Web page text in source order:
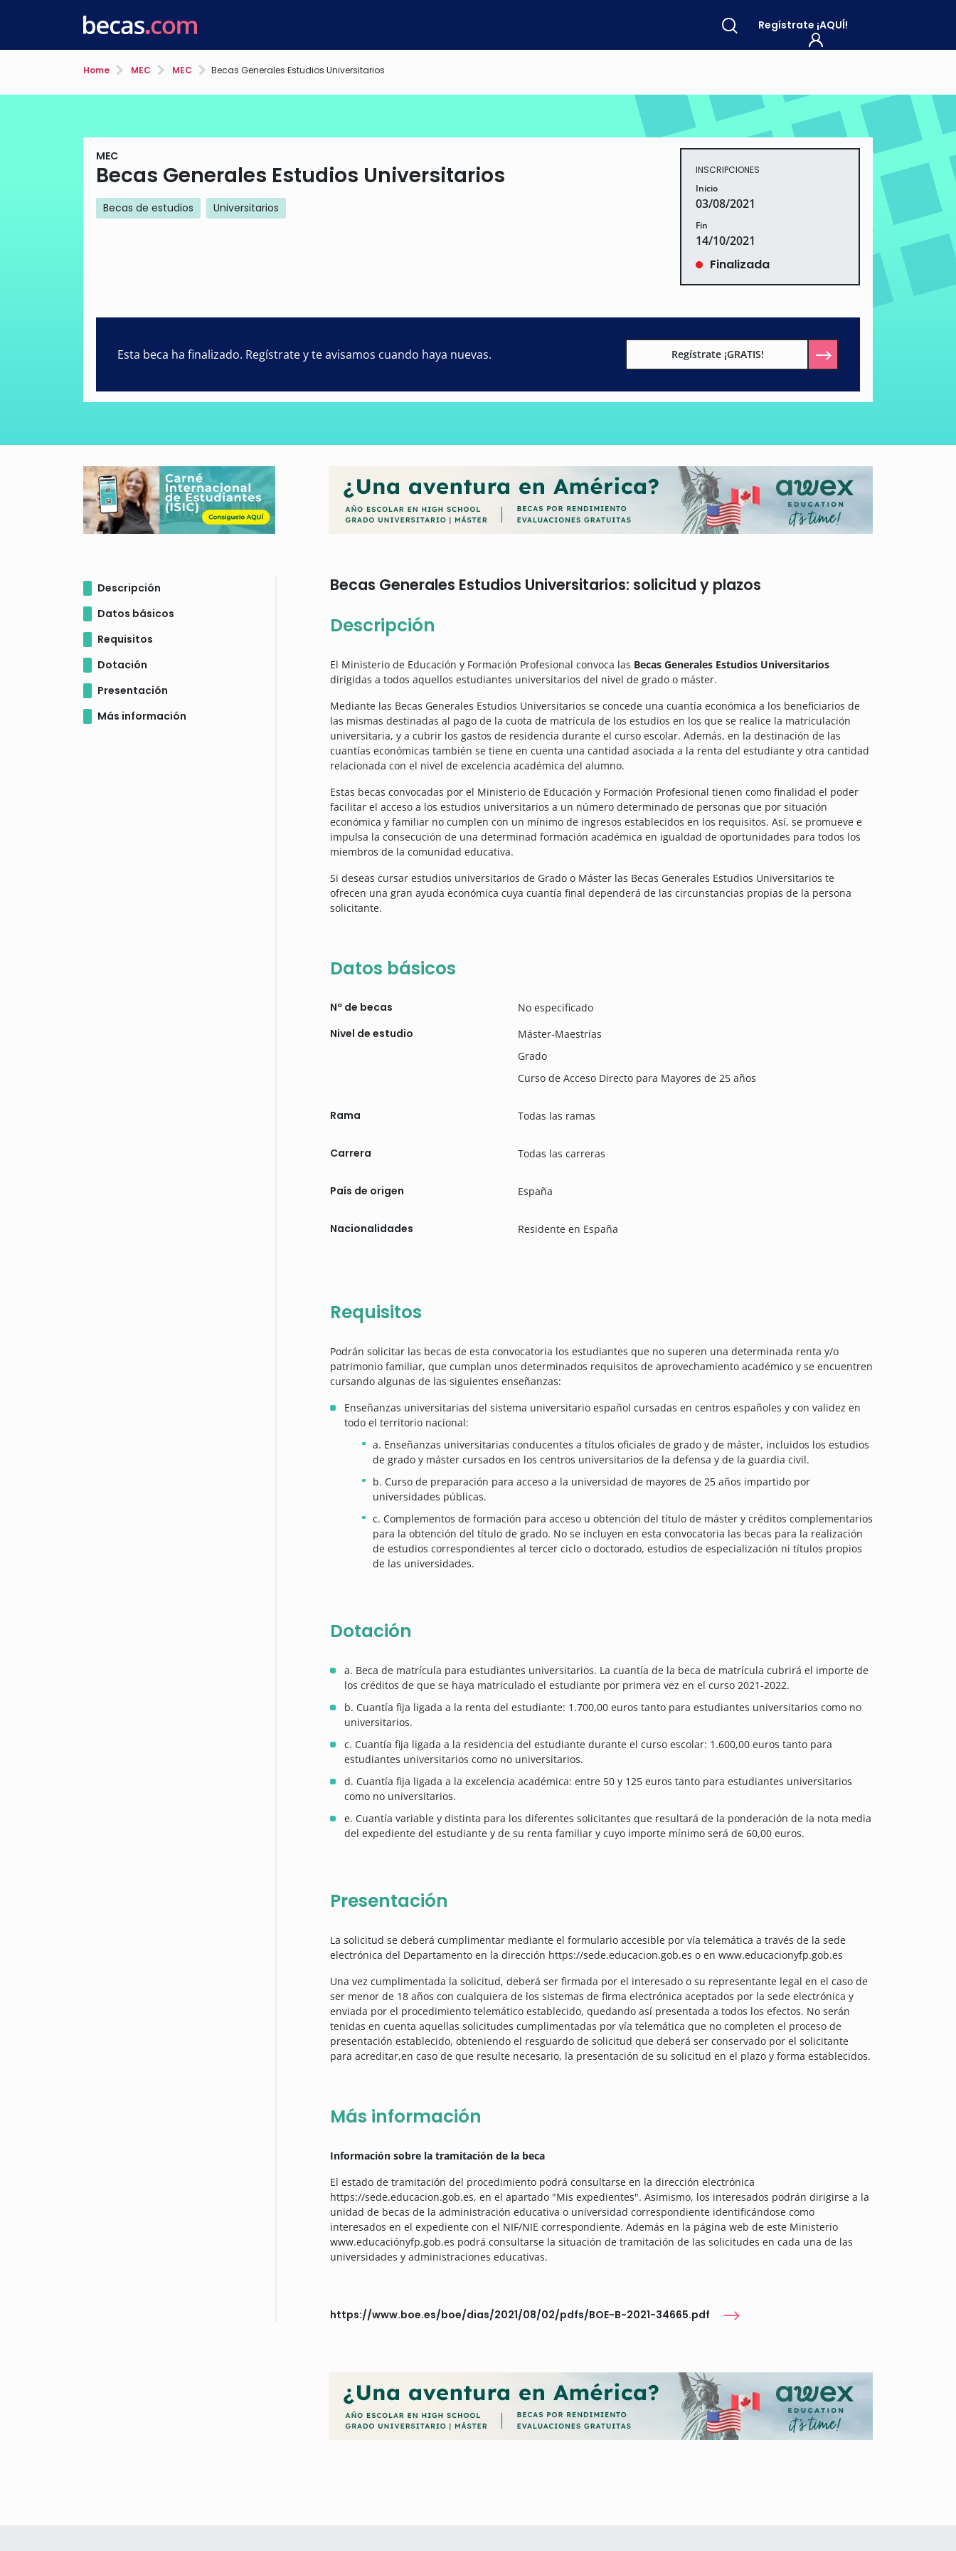
Regístrate ¡AQUÍ!
Home MEC MEC Becas Generales Estudios Universitarios
MEC
Becas Generales Estudios Universitarios
Becas de estudios Universitarios
INSCRIPCIONES
Inicio
03/08/2021
Fin
14/10/2021
Finalizada
Esta beca ha finalizado. Regístrate y te avisamos cuando haya nuevas. Regístrate ¡GRATIS!
Descripción
Datos básicos
Requisitos
Dotación
Presentación
Más información
Becas Generales Estudios Universitarios: solicitud y plazos
Descripción
El Ministerio de Educación y Formación Profesional convoca las Becas Generales Estudios Universitarios
dirigidas a todos aquellos estudiantes universitarios del nivel de grado o máster.
Mediante las Becas Generales Estudios Universitarios se concede una cuantía económica a los beneficiarios de
las mismas destinadas al pago de la cuota de matrícula de los estudios en los que se realice la matriculación
universitaria, y a cubrir los gastos de residencia durante el curso escolar. Además, en la destinación de las
cuantías económicas también se tiene en cuenta una cantidad asociada a la renta del estudiante y otra cantidad
relacionada con el nivel de excelencia académica del alumno.
Estas becas convocadas por el Ministerio de Educación y Formación Profesional tienen como finalidad el poder
facilitar el acceso a los estudios universitarios a un número determinado de personas que por situación
económica y familiar no cumplen con un mínimo de ingresos establecidos en los requisitos. Así, se promueve e
impulsa la consecución de una determinad formación académica en igualdad de oportunidades para todos los
miembros de la comunidad educativa.
Si deseas cursar estudios universitarios de Grado o Máster las Becas Generales Estudios Universitarios te
ofrecen una gran ayuda económica cuya cuantía final dependerá de las circunstancias propias de la persona
solicitante.
Datos básicos
Nº de becas No especificado
Nivel de estudio
Máster-Maestrías
Grado
Curso de Acceso Directo para Mayores de 25 años
Rama Todas las ramas
Carrera Todas las carreras
País de origen España
Nacionalidades Residente en España
Requisitos
Podrán solicitar las becas de esta convocatoria los estudiantes que no superen una determinada renta y/o
patrimonio familiar, que cumplan unos determinados requisitos de aprovechamiento académico y se encuentren
cursando algunas de las siguientes enseñanzas:
Enseñanzas universitarias del sistema universitario español cursadas en centros españoles y con validez en
todo el territorio nacional:
a. Enseñanzas universitarias conducentes a títulos oficiales de grado y de máster, incluidos los estudios
de grado y máster cursados en los centros universitarios de la defensa y de la guardia civil.
b. Curso de preparación para acceso a la universidad de mayores de 25 años impartido por
universidades públicas.
c. Complementos de formación para acceso u obtención del título de máster y créditos complementarios
para la obtención del título de grado. No se incluyen en esta convocatoria las becas para la realización
de estudios correspondientes al tercer ciclo o doctorado, estudios de especialización ni títulos propios
de las universidades.
Dotación
a. Beca de matrícula para estudiantes universitarios. La cuantía de la beca de matrícula cubrirá el importe de
los créditos de que se haya matriculado el estudiante por primera vez en el curso 2021-2022.
b. Cuantía fija ligada a la renta del estudiante: 1.700,00 euros tanto para estudiantes universitarios como no
universitarios.
c. Cuantía fija ligada a la residencia del estudiante durante el curso escolar: 1.600,00 euros tanto para
estudiantes universitarios como no universitarios.
d. Cuantía fija ligada a la excelencia académica: entre 50 y 125 euros tanto para estudiantes universitarios
como no universitarios.
e. Cuantía variable y distinta para los diferentes solicitantes que resultará de la ponderación de la nota media
del expediente del estudiante y de su renta familiar y cuyo importe mínimo será de 60,00 euros.
Presentación
La solicitud se deberá cumplimentar mediante el formulario accesible por vía telemática a través de la sede
electrónica del Departamento en la dirección https://sede.educacion.gob.es o en www.educacionyfp.gob.es
Una vez cumplimentada la solicitud, deberá ser firmada por el interesado o su representante legal en el caso de
ser menor de 18 años con cualquiera de los sistemas de firma electrónica aceptados por la sede electrónica y
enviada por el procedimiento telemático establecido, quedando así presentada a todos los efectos. No serán
tenidas en cuenta aquellas solicitudes cumplimentadas por vía telemática que no completen el proceso de
presentación establecido, obteniendo el resguardo de solicitud que deberá ser conservado por el solicitante
para acreditar,en caso de que resulte necesario, la presentación de su solicitud en el plazo y forma establecidos.
Más información
Información sobre la tramitación de la beca
El estado de tramitación del procedimiento podrá consultarse en la dirección electrónica
https://sede.educacion.gob.es, en el apartado "Mis expedientes". Asimismo, los interesados podrán dirigirse a la
unidad de becas de la administración educativa o universidad correspondiente identificándose como
interesados en el expediente con el NIF/NIE correspondiente. Además en la página web de este Ministerio
www.educaciónyfp.gob.es podrá consultarse la situación de tramitación de las solicitudes en cada una de las
universidades y administraciones educativas.
https://www.boe.es/boe/dias/2021/08/02/pdfs/BOE-B-2021-34665.pdf